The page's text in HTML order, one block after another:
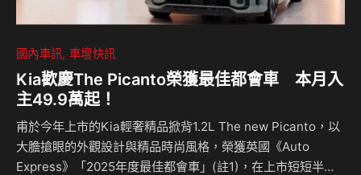
國內車訊 車壇快訊
Kia歡慶The Picanto榮獲最佳都會車 本月入
主49.9萬起！
甫於今年上市的Kia輕奢精品掀背1.2L The new Picanto，以
大膽搶眼的外觀設計與精品時尚風格，榮獲英國《Auto
Express》「2025年度最佳都會車」(註1)，在上市短短半年